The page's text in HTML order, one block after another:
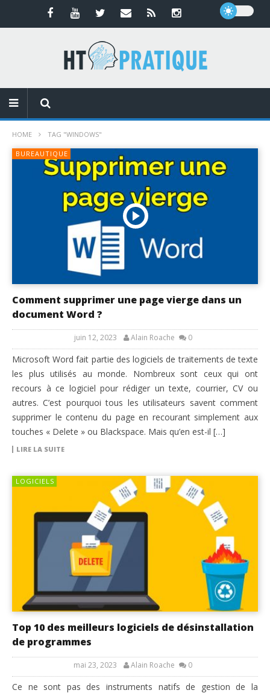
HOME TAG "WINDOWS"
BUREAUTIQUE
Comment supprimer une page vierge dans un
document Word ?
juin 12, 2023 Alain Roache 0
Microsoft Word fait partie des logiciels de traitements de texte
les plus utilisés au monde. Nombreux sont ceux qui ont
recours à ce logiciel pour rédiger un texte, courrier, CV ou
autres. C’est pourquoi tous les utilisateurs savent comment
supprimer le contenu du page en recourant simplement aux
touches « Delete » ou Blackspace. Mais qu’en est-il […]
LIRE LA SUITE
LOGICIELS
Top 10 des meilleurs logiciels de désinstallation
de programmes
mai 23, 2023 Alain Roache 0
Ce ne sont pas des instruments natifs de gestion de la